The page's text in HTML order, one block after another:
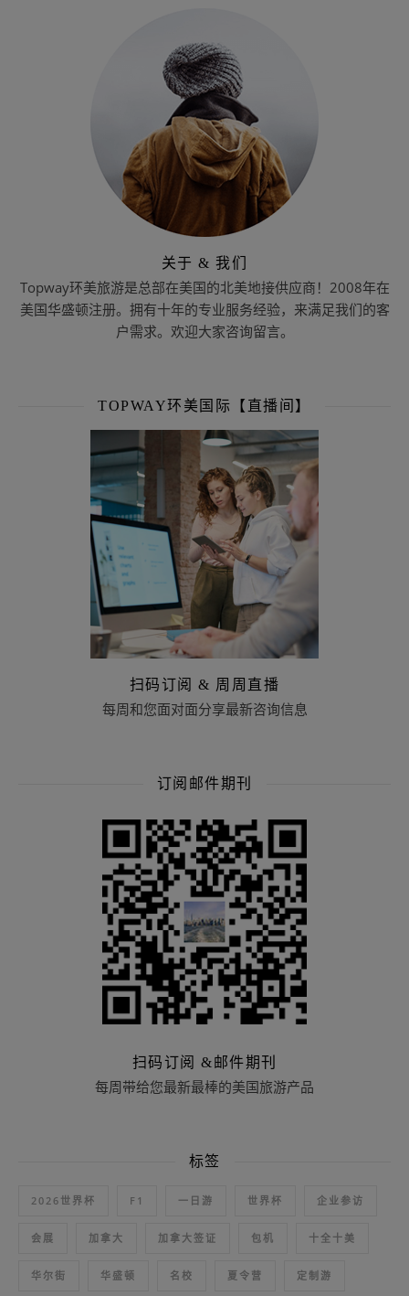
关于 & 我们
Topway环美旅游是总部在美国的北美地接供应商！2008年在
美国华盛顿注册。拥有十年的专业服务经验，来满足我们的客
户需求。欢迎大家咨询留言。
TOPWAY环美国际【直播间】
扫码订阅 & 周周直播
每周和您面对面分享最新咨询信息
订阅邮件期刊
扫码订阅 &邮件期刊
每周带给您最新最棒的美国旅游产品
标签
2026世界杯 F1 一日游 世界杯 企业参访
会展 加拿大 加拿大签证 包机 十全十美
华尔街 华盛顿 名校 夏令营 定制游